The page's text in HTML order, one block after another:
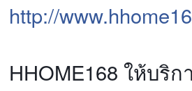
http://
HHOME168 ให้บริ